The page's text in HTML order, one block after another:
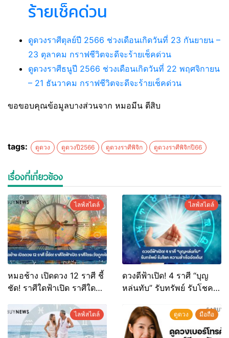
ร้ายเช็คด่วน
ดูดวงราศีตุลย์ปี 2566 ช่วงเดือนเกิดวันที่ 23 กันยายน –
23 ตุลาคม กราฟชีวิตจะดีจะร้ายเช็คด่วน
ดูดวงราศีธนูปี 2566 ช่วงเดือนเกิดวันที่ 22 พฤศจิกายน
– 21 ธันวาคม กราฟชีวิตจะดีจะร้ายเช็คด่วน
ขอขอบคุณข้อมูลบางส่วนจาก หมอมีน ตีสิบ
tags: ดูดวง ดูดวงปี2566 ดูดวงราศีพิจิก ดูดวงราศีพิจิกปี66
เรื่องที่เกี่ยวข้อง
ไลฟ์สไตล์
หมอช้าง เปิดดวง 12 ราศี ชี้
ชัด! ราศีใดฟ้าเปิด ราศีใด
ไลฟ์สไตล์
ดวงดีฟ้าเปิด! 4 ราศี “บุญ
หล่นทับ” รับทรัพย์ รับโชค
ไลฟ์สไตล์ ดูดวง มือถือ